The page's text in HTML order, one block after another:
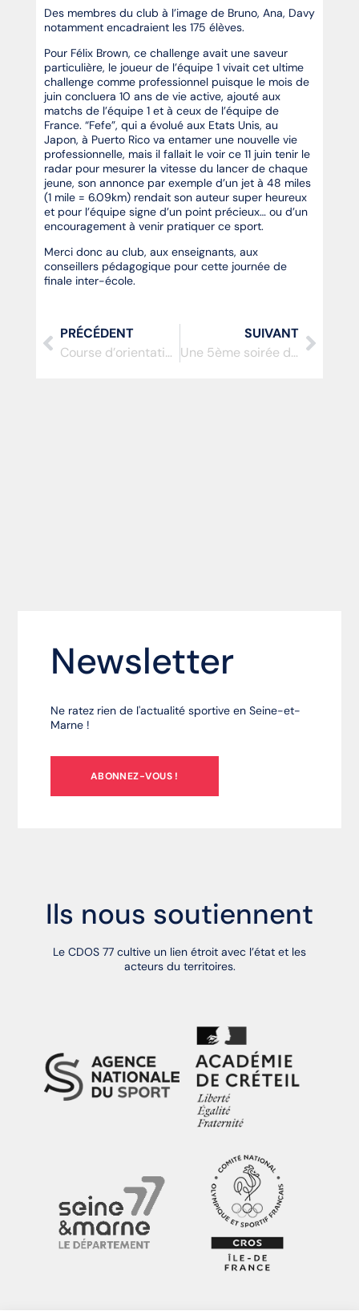
Des membres du club à l’image de Bruno, Ana, Davy
notamment encadraient les 175 élèves.
Pour Félix Brown, ce challenge avait une saveur
particulière, le joueur de l’équipe 1 vivait cet ultime
challenge comme professionnel puisque le mois de
juin concluera 10 ans de vie active, ajouté aux
matchs de l’équipe 1 et à ceux de l’équipe de
France. “Fefe”, qui a évolué aux Etats Unis, au
Japon, à Puerto Rico va entamer une nouvelle vie
professionnelle, mais il fallait le voir ce 11 juin tenir le
radar pour mesurer la vitesse du lancer de chaque
jeune, son annonce par exemple d’un jet à 48 miles
(1 mile = 6.09km) rendait son auteur super heureux
et pour l’équipe signe d’un point précieux… ou d’un
encouragement à venir pratiquer ce sport.
Merci donc au club, aux enseignants, aux
conseillers pédagogique pour cette journée de
finale inter-école.
PRÉCÉDENT
Course d’orientation, baseball et aviron à l’honneur
SUIVANT
Une 5ème soirée de Saint Maur de toute beauté
Newsletter
Ne ratez rien de l'actualité sportive en Seine-et-
Marne !
ABONNEZ-VOUS !
Ils nous soutiennent
Le CDOS 77 cultive un lien étroit avec l’état et les
acteurs du territoires.